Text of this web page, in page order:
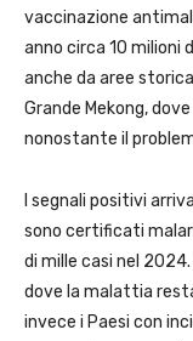
vaccinazione
anno circa 10 milioni
anche da aree
Grande Mekong,
nonostante il
I segnali positivi
sono certificati
di mille casi nel
dove la malattia
invece i Paesi con